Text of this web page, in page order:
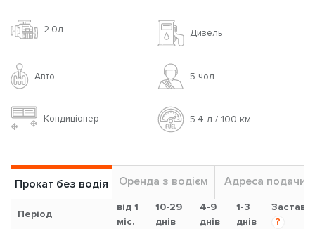
2.0л Дизель
Авто 5 чoл
Кондиціонер 5.4 л / 100 км
Прокат без водія Оренда з водієм Адреса подачи
Період
від 1
міс.
10-29
днів
4-9
днів
1-3
днів
Застава
?